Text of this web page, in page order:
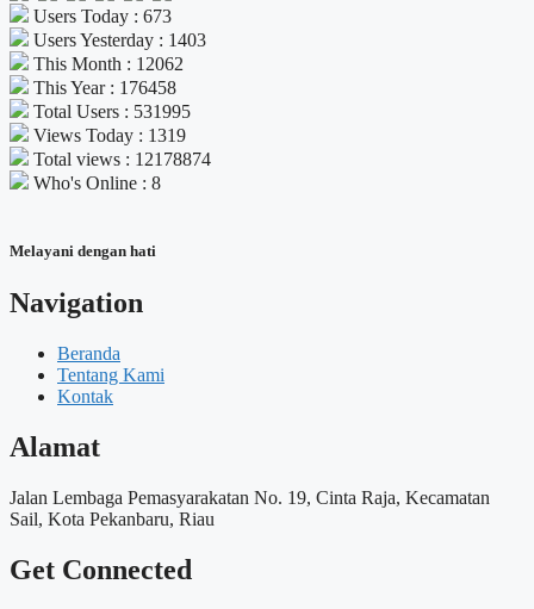
Users Today : 673
Users Yesterday : 1403
This Month : 12062
This Year : 176458
Total Users : 531995
Views Today : 1319
Total views : 12178874
Who's Online : 8
Melayani dengan hati
Navigation
Beranda
Tentang Kami
Kontak
Alamat
Jalan Lembaga Pemasyarakatan No. 19, Cinta Raja, Kecamatan
Sail, Kota Pekanbaru, Riau
Get Connected